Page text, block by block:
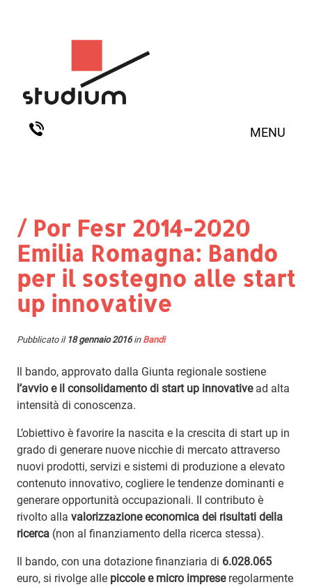
MENU
/ Por Fesr 2014-2020
Emilia Romagna: Bando
per il sostegno alle start
up innovative
Pubblicato il 18 gennaio 2016in Bandi
Il bando, approvato dalla Giunta regionale sostiene
l’avvio e il consolidamento di start up innovativead alta
intensità di conoscenza.
L’obiettivo è favorire la nascita e la crescita di start up in
grado di generare nuove nicchie di mercato attraverso
nuovi prodotti, servizi e sistemi di produzione a elevato
contenuto innovativo, cogliere le tendenze dominanti e
generare opportunità occupazionali. Il contributo è
rivolto alla valorizzazione economica dei risultati della
ricerca (non al finanziamento della ricerca stessa).
Il bando, con una dotazione finanziaria di 6.028.065
euro, si rivolge alle piccole e micro impreseregolarmente